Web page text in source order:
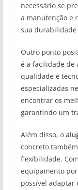
necessário se
a manutenção e
sua durabilidade
Outro ponto
é a facilidade de
qualidade e
especializadas
encontrar os
garantindo um
Além disso, o
concreto
flexibilidade.
equipamento
possível adaptar